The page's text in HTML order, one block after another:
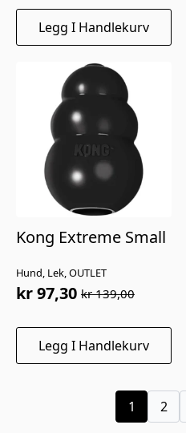
Legg I Handlekurv
Hund, Lek, OUTLET
Kong Extreme Small
kr139,00
Opprinnelig
var:
kr 139,00.
kr97,30
Nåværende
kr 97,30.
Legg I Handlekurv
1 2